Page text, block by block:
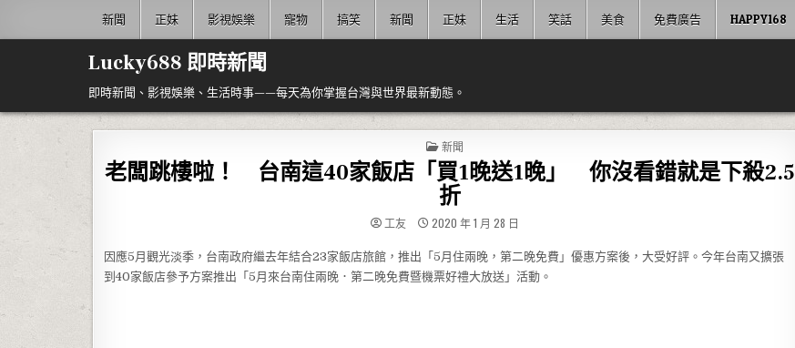
新聞 正妹 影視娛樂 寵物 搞笑 新聞 正妹 生活 笑話 美食 免費廣告 HAPPY168
Lucky688 即時新聞
即時新聞、影視娛樂、生活時事——每天為你掌握台灣與世界最新動態。
POSTED IN
新聞
老闆跳樓啦！ 台南這40家飯店「買1晚送1晚」 你沒看錯就是下殺2.5
折
工友 2020 年 1 月 28 日
因應5月觀光淡季，台南政府繼去年結合23家飯店旅館，推出「5月住兩晚，第二晚免費」優惠方案後，大受好評。今年台南又擴張
到40家飯店參予方案推出「5月來台南住兩晚．第二晚免費暨機票好禮大放送」活動。